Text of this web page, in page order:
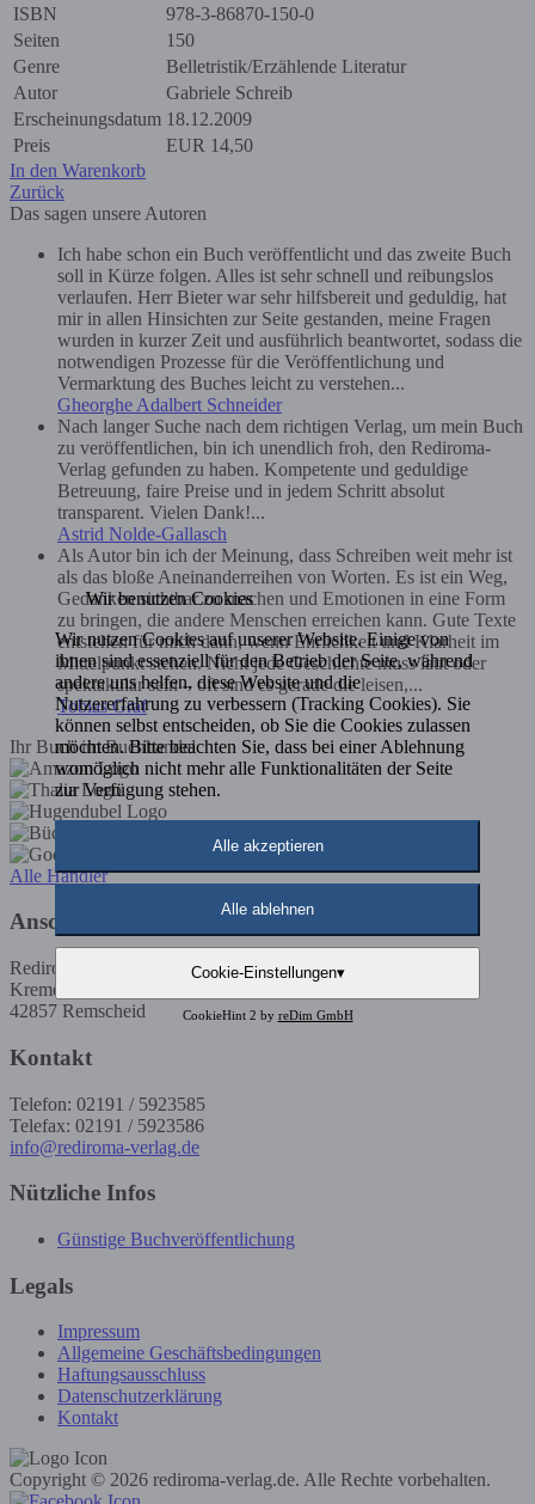
ISBN
978-3-86870-150-0
Seiten
150
Genre
Belletristik/Erzählende Literatur
Autor
Gabriele Schreib
Erscheinungsdatum 18.12.2009
Preis
EUR 14,50
In den Warenkorb
Zurück
Das sagen unsere Autoren
Ich habe schon ein Buch veröffentlicht und das zweite Buch
soll in Kürze folgen. Alles ist sehr schnell und reibungslos
verlaufen. Herr Bieter war sehr hilfsbereit und geduldig, hat
mir in allen Hinsichten zur Seite gestanden, meine Fragen
wurden in kurzer Zeit und ausführlich beantwortet, sodass die
notwendigen Prozesse für die Veröffentlichung und
Vermarktung des Buches leicht zu verstehen...
Gheorghe Adalbert Schneider
Nach langer Suche nach dem richtigen Verlag, um mein Buch
zu veröffentlichen, bin ich unendlich froh, den Rediroma-
Verlag gefunden zu haben. Kompetente und geduldige
Betreuung, faire Preise und in jedem Schritt absolut
transparent. Vielen Dank!...
Astrid Nolde-Gallasch
Als Autor bin ich der Meinung, dass Schreiben weit mehr ist
als das bloße Aneinanderreihen von Worten. Es ist ein Weg,
Gedanken sichtbar zu machen und Emotionen in eine Form
zu bringen, die andere Menschen erreichen kann. Gute Texte
entstehen für mich dann, wenn Ehrlichkeit und Klarheit im
Mittelpunkt stehen. Nicht jede Geschichte muss laut oder
spektakulär sein – oft sind es gerade die leisen,...
Tobias Graf
Ihr Buch im Buchhandel
Alle Händler
Anschrift
Rediroma-Verlag
Kremenholler Str. 53
42857 Remscheid
Kontakt
Telefon: 02191 / 5923585
Telefax: 02191 / 5923586
info@rediroma-verlag.de
Nützliche Infos
Günstige Buchveröffentlichung
Legals
Impressum
Allgemeine Geschäftsbedingungen
Haftungsausschluss
Datenschutzerklärung
Kontakt
Copyright © 2026 rediroma-verlag.de. Alle Rechte vorbehalten.
Wir benutzen Cookies
Wir nutzen Cookies auf unserer Website. Einige von
ihnen sind essenziell für den Betrieb der Seite, während
andere uns helfen, diese Website und die
Nutzererfahrung zu verbessern (Tracking Cookies). Sie
können selbst entscheiden, ob Sie die Cookies zulassen
möchten. Bitte beachten Sie, dass bei einer Ablehnung
womöglich nicht mehr alle Funktionalitäten der Seite
zur Verfügung stehen.
Alle akzeptieren
Alle ablehnen
Cookie-Einstellungen▾
CookieHint 2 by reDim GmbH